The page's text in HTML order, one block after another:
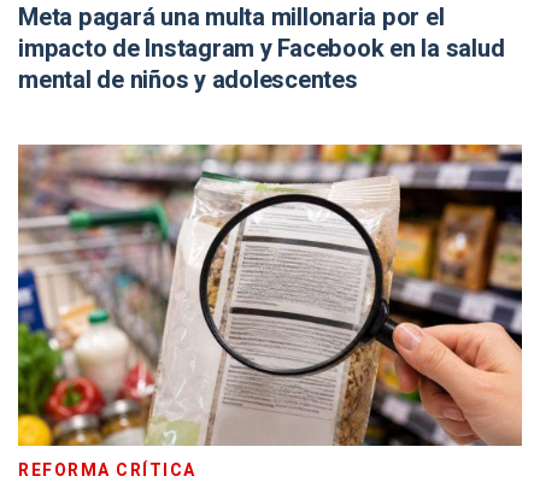
Meta pagará una multa millonaria por el
impacto de Instagram y Facebook en la salud
mental de niños y adolescentes
REFORMA CRÍTICA